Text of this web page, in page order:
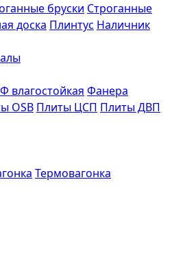
бруски Строганные
доска Плинтус Наличник
влагостойкая Фанера
OSB Плиты ЦСП Плиты ДВП
Термовагонка